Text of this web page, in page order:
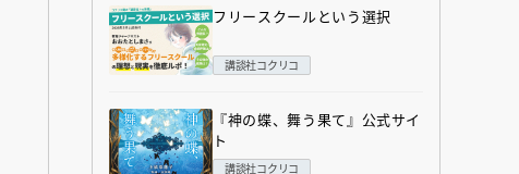
フリースクールという選択
講談社コクリコ
『神の蝶、舞う果て』公式サイ
ト
講談社コクリコ